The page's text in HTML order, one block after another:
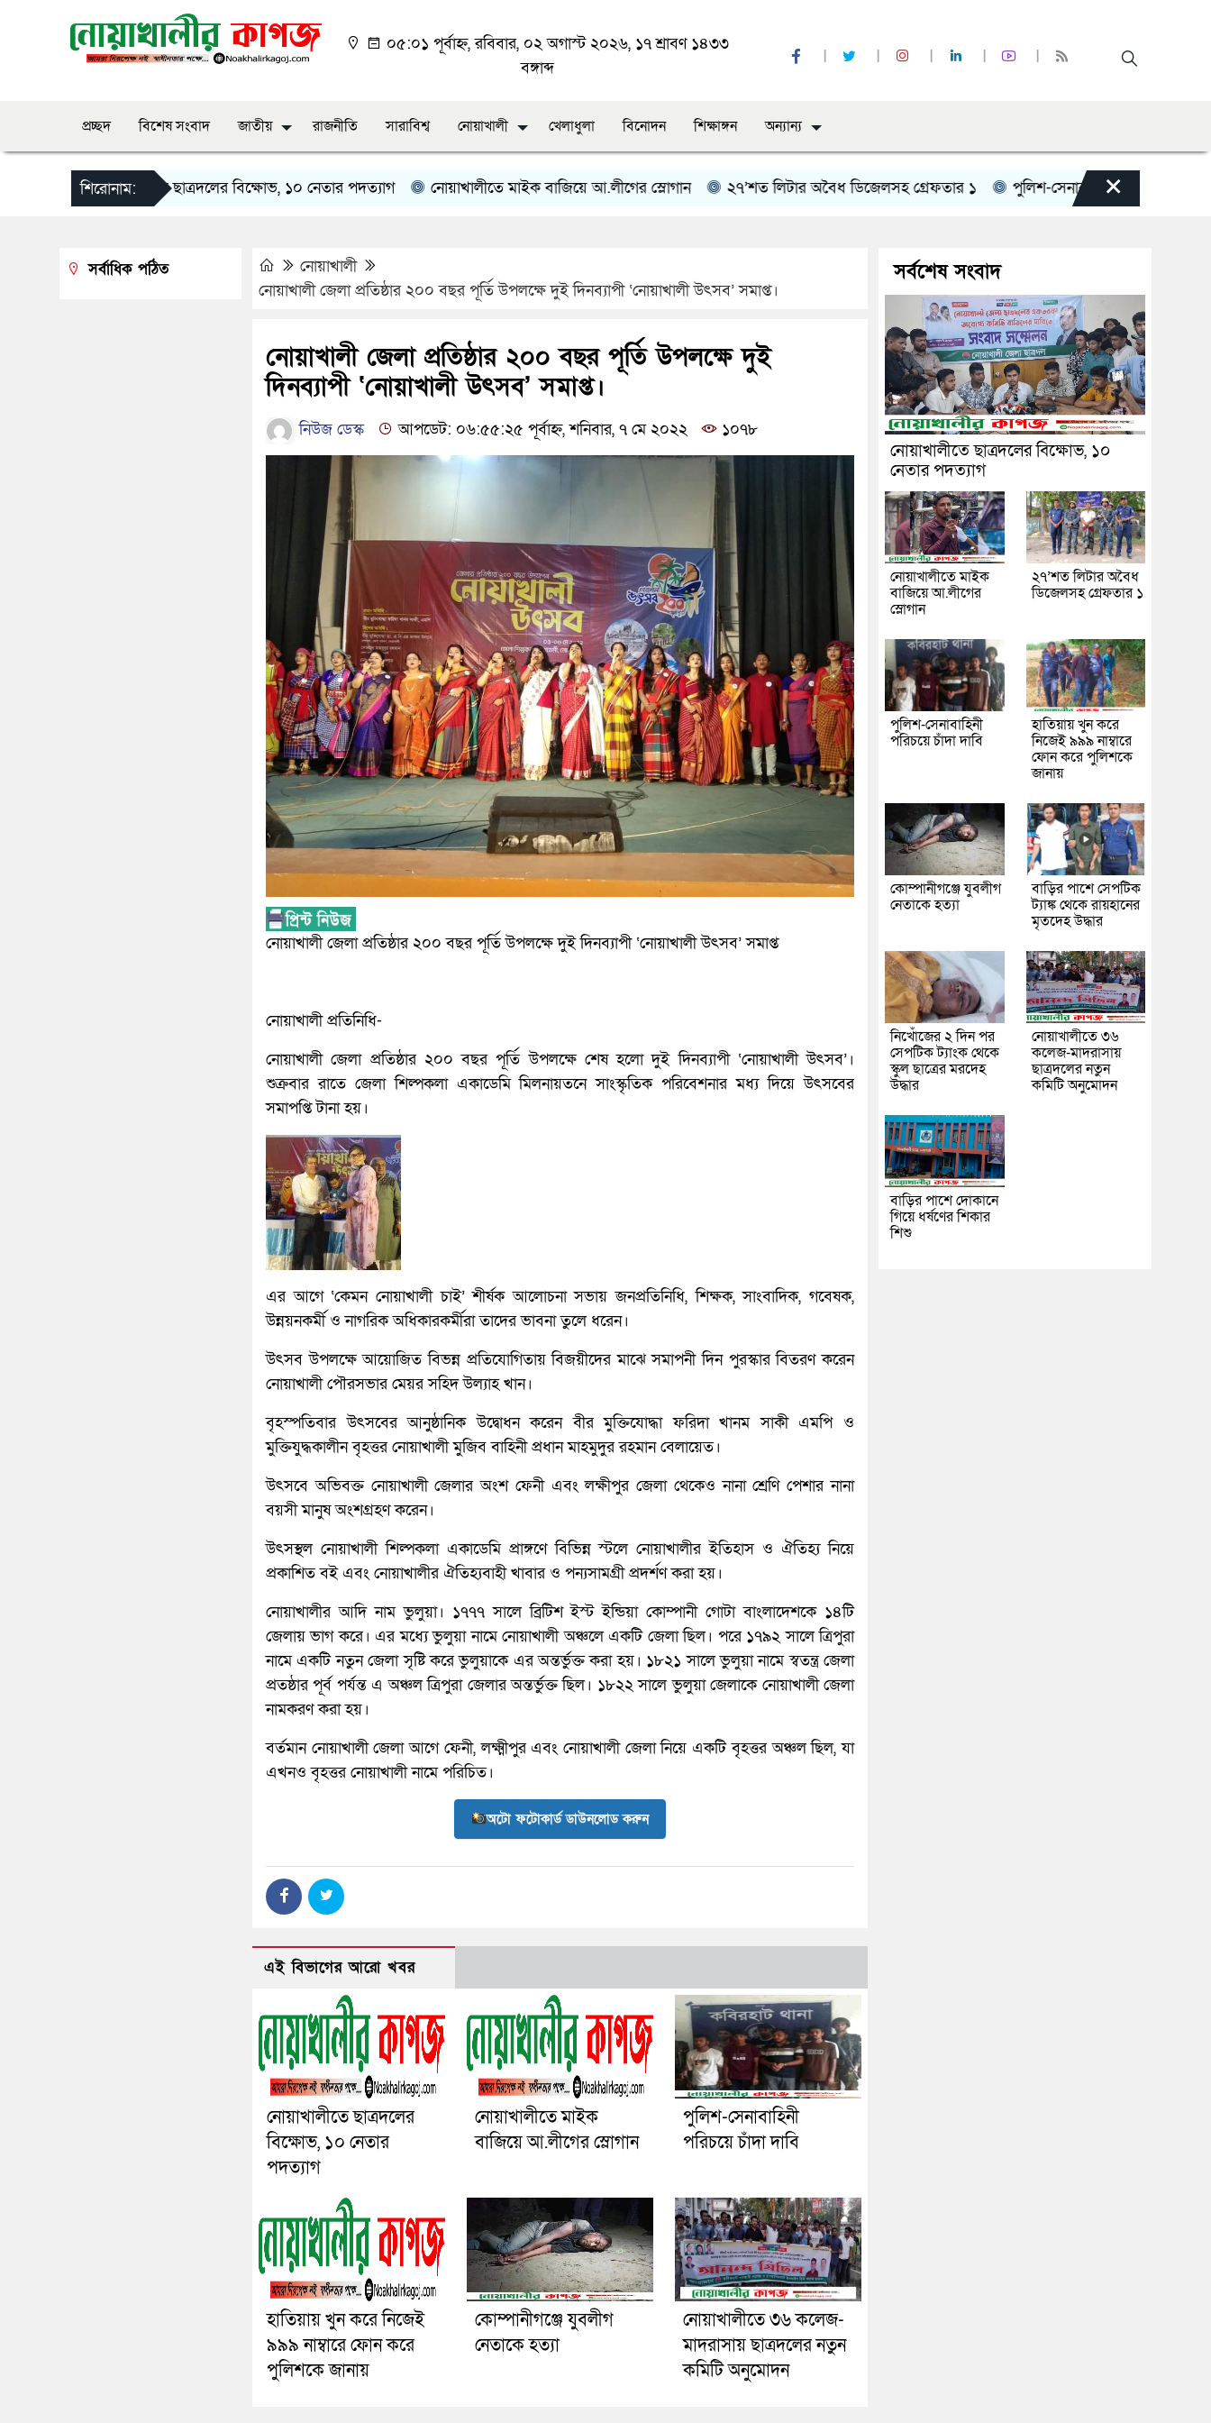
০৫:০১ পূর্বাহ্ন, রবিবার, ০২ অগাস্ট ২০২৬, ১৭ শ্রাবণ ১৪৩৩
বঙ্গাব্দ
প্রচ্ছদ বিশেষ সংবাদ জাতীয় রাজনীতি সারাবিশ্ব নোয়াখালী খেলাধুলা বিনোদন শিক্ষাঙ্গন অন্যান্য
শিরোনাম:
নোয়াখালীতে ছাত্রদলের বিক্ষোভ, ১০ নেতার পদত্যাগ নোয়াখালীতে মাইক বাজিয়ে আ.লীগের স্লোগান ২৭’শত লিটার অবৈধ ডিজেলসহ গ্রেফতার ১ পুলিশ-সেনাবাহিনী পরিচয়ে চাঁদা দাবি
×
নোয়াখালী
নোয়াখালী জেলা প্রতিষ্ঠার ২০০ বছর পূর্তি উপলক্ষে দুই দিনব্যাপী ‘নোয়াখালী উৎসব’ সমাপ্ত।
নোয়াখালী জেলা প্রতিষ্ঠার ২০০ বছর পূর্তি উপলক্ষে দুই
দিনব্যাপী ‘নোয়াখালী উৎসব’ সমাপ্ত।
নিউজ ডেস্ক আপডেট: ০৬:৫৫:২৫ পূর্বাহ্ন, শনিবার, ৭ মে ২০২২ ১০৭৮
নোয়াখালী জেলা প্রতিষ্ঠার ২০০ বছর পূর্তি উপলক্ষে দুই দিনব্যাপী ‘নোয়াখালী উৎসব’ সমাপ্ত
নোয়াখালী প্রতিনিধি-
নোয়াখালী জেলা প্রতিষ্ঠার ২০০ বছর পূর্তি উপলক্ষে শেষ হলো দুই দিনব্যাপী ‘নোয়াখালী উৎসব’।
শুক্রবার রাতে জেলা শিল্পকলা একাডেমি মিলনায়তনে সাংস্কৃতিক পরিবেশনার মধ্য দিয়ে উৎসবের
সমাপপ্তি টানা হয়।
এর আগে ‘কেমন নোয়াখালী চাই’ শীর্ষক আলোচনা সভায় জনপ্রতিনিধি, শিক্ষক, সাংবাদিক, গবেষক,
উন্নয়নকর্মী ও নাগরিক অধিকারকর্মীরা তাদের ভাবনা তুলে ধরেন।
উৎসব উপলক্ষে আয়োজিত বিভন্ন প্রতিযোগিতায় বিজয়ীদের মাঝে সমাপনী দিন পুরস্কার বিতরণ করেন
নোয়াখালী পৌরসভার মেয়র সহিদ উল্যাহ খান।
বৃহস্পতিবার উৎসবের আনুষ্ঠানিক উদ্বোধন করেন বীর মুক্তিযোদ্ধা ফরিদা খানম সাকী এমপি ও
মুক্তিযুদ্ধকালীন বৃহত্তর নোয়াখালী মুজিব বাহিনী প্রধান মাহমুদুর রহমান বেলায়েত।
উৎসবে অভিবক্ত নোয়াখালী জেলার অংশ ফেনী এবং লক্ষীপুর জেলা থেকেও নানা শ্রেণি পেশার নানা
বয়সী মানুষ অংশগ্রহণ করেন।
উৎসস্থল নোয়াখালী শিল্পকলা একাডেমি প্রাঙ্গণে বিভিন্ন স্টলে নোয়াখালীর ইতিহাস ও ঐতিহ্য নিয়ে
প্রকাশিত বই এবং নোয়াখালীর ঐতিহ্যবাহী খাবার ও পন্যসামগ্রী প্রদর্শণ করা হয়।
নোয়াখালীর আদি নাম ভুলুয়া। ১৭৭৭ সালে ব্রিটিশ ইস্ট ইন্ডিয়া কোম্পানী গোটা বাংলাদেশকে ১৪টি
জেলায় ভাগ করে। এর মধ্যে ভুলুয়া নামে নোয়াখালী অঞ্চলে একটি জেলা ছিল। পরে ১৭৯২ সালে ত্রিপুরা
নামে একটি নতুন জেলা সৃষ্টি করে ভুলুয়াকে এর অন্তর্ভুক্ত করা হয়। ১৮২১ সালে ভুলুয়া নামে স্বতন্ত্র জেলা
প্রতষ্ঠার পূর্ব পর্যন্ত এ অঞ্চল ত্রিপুরা জেলার অন্তর্ভুক্ত ছিল। ১৮২২ সালে ভুলুয়া জেলাকে নোয়াখালী জেলা
নামকরণ করা হয়।
বর্তমান নোয়াখালী জেলা আগে ফেনী, লক্ষ্মীপুর এবং নোয়াখালী জেলা নিয়ে একটি বৃহত্তর অঞ্চল ছিল, যা
এখনও বৃহত্তর নোয়াখালী নামে পরিচিত।
অটো ফটোকার্ড ডাউনলোড করুন
এই বিভাগের আরো খবর
নোয়াখালীতে ছাত্রদলের
বিক্ষোভ, ১০ নেতার
পদত্যাগ
নোয়াখালীতে মাইক
বাজিয়ে আ.লীগের স্লোগান
পুলিশ-সেনাবাহিনী
পরিচয়ে চাঁদা দাবি
হাতিয়ায় খুন করে নিজেই
৯৯৯ নাম্বারে ফোন করে
পুলিশকে জানায়
কোম্পানীগঞ্জে যুবলীগ
নেতাকে হত্যা
নোয়াখালীতে ৩৬ কলেজ-
মাদরাসায় ছাত্রদলের নতুন
কমিটি অনুমোদন
সর্বাধিক পঠিত সর্বশেষ সংবাদ
নোয়াখালীতে ছাত্রদলের বিক্ষোভ, ১০
নেতার পদত্যাগ
নোয়াখালীতে মাইক
বাজিয়ে আ.লীগের
স্লোগান
২৭’শত লিটার অবৈধ
ডিজেলসহ গ্রেফতার ১
পুলিশ-সেনাবাহিনী
পরিচয়ে চাঁদা দাবি
হাতিয়ায় খুন করে
নিজেই ৯৯৯ নাম্বারে
ফোন করে পুলিশকে
জানায়
কোম্পানীগঞ্জে যুবলীগ
নেতাকে হত্যা
বাড়ির পাশে সেপটিক
ট্যাঙ্ক থেকে রায়হানের
মৃতদেহ উদ্ধার
নিখোঁজের ২ দিন পর
সেপটিক ট্যাংক থেকে
স্কুল ছাত্রের মরদেহ
উদ্ধার
নোয়াখালীতে ৩৬
কলেজ-মাদরাসায়
ছাত্রদলের নতুন
কমিটি অনুমোদন
বাড়ির পাশে দোকানে
গিয়ে ধর্ষণের শিকার
শিশু